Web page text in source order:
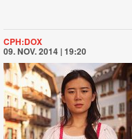
CPH:DOX
09. NOV. 2014 | 19:20